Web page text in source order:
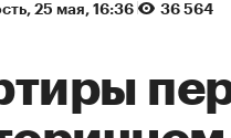
⁠, 25 мая, 16:36
36 564